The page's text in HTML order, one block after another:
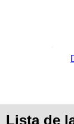
Lista de